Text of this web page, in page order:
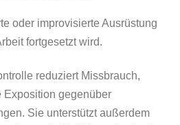
oder improvisierte Ausrüstung
fortgesetzt wird.
reduziert Missbrauch,
Exposition gegenüber
Sie unterstützt außerdem